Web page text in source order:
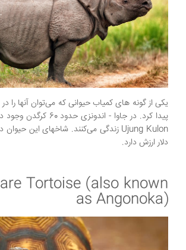
یکی از گونه های کمیاب حیوانی که می‌توان آنها را
پیدا کرد. در جاوا -
دلار ارزش دارد.
Tortoise (also known
as Angonoka)